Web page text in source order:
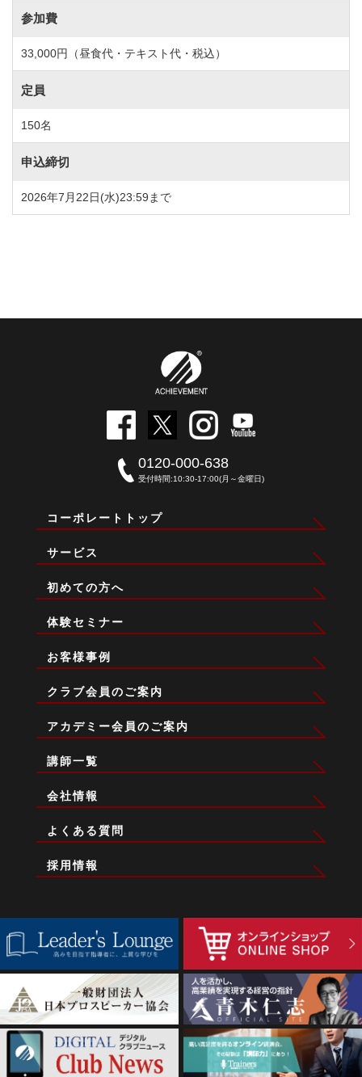
参加費
33,000円（昼食代・テキスト代・税込）
定員
150名
申込締切
2026年7月22日(水)23:59まで
0120-000-638
受付時間:10:30-17:00(月～金曜日)
コーポレートトップ
サービス
初めての方へ
体験セミナー
お客様事例
クラブ会員のご案内
アカデミー会員のご案内
講師一覧
会社情報
よくある質問
採用情報